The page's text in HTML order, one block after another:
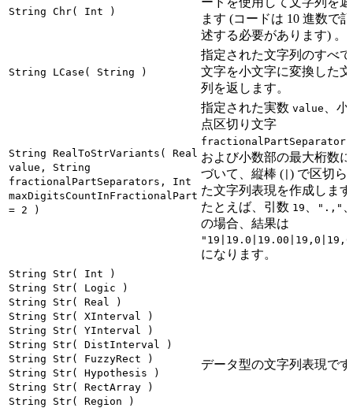
String Chr( Int )
ます (コードは 10 進数で記
述する必要があります) 。
String LCase( String )
指定された文字列のすべ
文字を小文字に変換した
列を返します。
String RealToStrVariants( Real
value, String
fractionalPartSeparators, Int
maxDigitsCountInFractionalPart
= 2 )
指定された実数 value
、
点区切り文字
fractionalPartSeparators
および小数部の最大桁数
づいて、縦棒 ( ) で区切ら
た文字列表現を作成しま
たとえば、引数 19 ".,"
の場合、結果は
になります。
String Str( Int )
String Str( Logic )
String Str( Real )
String Str( XInterval )
String Str( YInterval )
String Str( DistInterval )
String Str( FuzzyRect )
String Str( Hypothesis )
String Str( RectArray )
String Str( Region )
データ型の文字列表現で